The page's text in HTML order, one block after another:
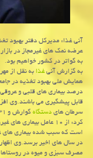
آنی غذا: مدیركل دفتر بهبود
عرضه نمك های غیرمجاز در
به گواتر در كشور خواهیم بود.
به گزارش آنیغذابه نقل از
سرطان هایدستگاه
كرد: از ۱۰ عامل بیماری